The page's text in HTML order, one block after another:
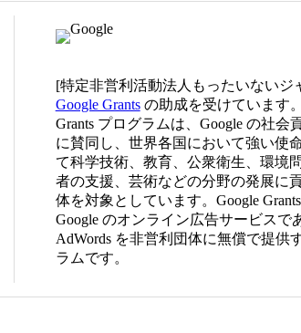
[特定非営利活動法人もったいないジ
Google Grantsの助成を受けています
Grants プログラムは、Google の社会
に賛同し、世界各国において強い使
て科学技術、教育、公衆衛生、環境
者の支援、芸術などの分野の発展に
体を対象としています。Google Grants
Google のオンライン広告サービスで
AdWords を非営利団体に無償で提供
ラムです。